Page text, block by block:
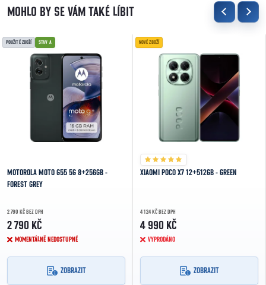
POUŽITÉ ZBOŽÍ STAV A
MOTOROLA MOTO G55 5G 8+256GB -
FOREST GREY
2 790 KČ BEZ DPH
2 790 KČ
MOMENTÁLNĚ NEDOSTUPNÉ
ZOBRAZIT
NOVÉ ZBOŽÍ
XIAOMI POCO X7 12+512GB - GREEN
4 124 KČ BEZ DPH
4 990 KČ
VYPRODÁNO
ZOBRAZIT